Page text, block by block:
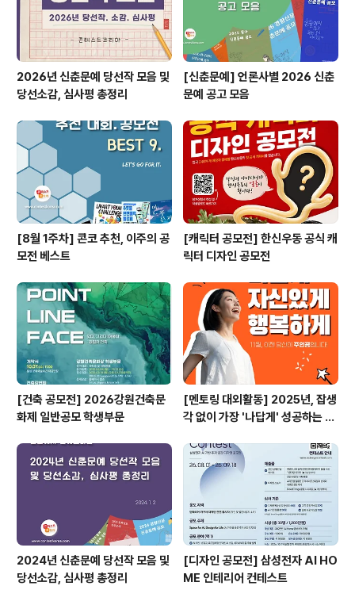
2026년 신춘문예 당선작 모음 및
당선소감, 심사평 총정리
[신춘문예] 언론사별 2026 신춘
문예 공고 모음
[8월 1주차] 콘코 추천, 이주의 공
모전 베스트
[캐릭터 공모전] 한신우동 공식 캐
릭터 디자인 공모전
[건축 공모전] 2026강원건축문
화제 일반공모 학생부문
[멘토링 대외활동] 2025년, 잡생
각 없이 가장 '나답게' 성공하는 법
2024년 신춘문예 당선작 모음 및
당선소감, 심사평 총정리
[디자인 공모전] 삼성전자 AI HO
ME 인테리어 컨테스트